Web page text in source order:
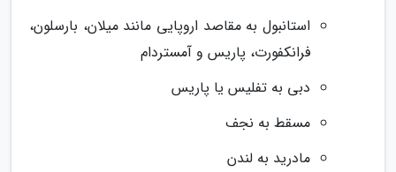
استانبول به مقاصد اروپایی مانند میلان، بارسلون،
فرانکفورت، پاریس و آمستردام
دبی به تفلیس یا پاریس
مسقط به نجف
مادرید به لندن